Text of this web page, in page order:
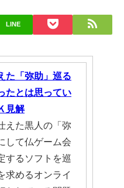
LINE
た「弥助」巡る
たとは思ってい
見解
えた黒人の「弥
して仏ゲーム会
するソフトを巡
求めるオンライ